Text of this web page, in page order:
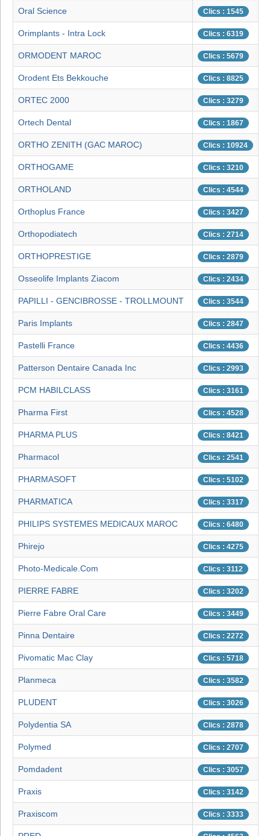
Oral Science Clics : 1545
Orimplants - Intra Lock Clics : 6319
ORMODENT MAROC Clics : 5679
Orodent Ets Bekkouche Clics : 8825
ORTEC 2000 Clics : 3279
Ortech Dental Clics : 1867
ORTHO ZENITH (GAC MAROC) Clics : 10924
ORTHOGAME Clics : 3210
ORTHOLAND Clics : 4544
Orthoplus France Clics : 3427
Orthopodiatech Clics : 2714
ORTHOPRESTIGE Clics : 2879
Osseolife Implants Ziacom Clics : 2434
PAPILLI - GENCIBROSSE - TROLLMOUNT Clics : 3544
Paris Implants Clics : 2847
Pastelli France Clics : 4436
Patterson Dentaire Canada Inc Clics : 2993
PCM HABILCLASS Clics : 3161
Pharma First Clics : 4528
PHARMA PLUS Clics : 8421
Pharmacol Clics : 2541
PHARMASOFT Clics : 5102
PHARMATICA Clics : 3317
PHILIPS SYSTEMES MEDICAUX MAROC Clics : 6480
Phirejo Clics : 4275
Photo-Medicale.Com Clics : 3112
PIERRE FABRE Clics : 3202
Pierre Fabre Oral Care Clics : 3449
Pinna Dentaire Clics : 2272
Pivomatic Mac Clay Clics : 5718
Planmeca Clics : 3582
PLUDENT Clics : 3026
Polydentia SA Clics : 2878
Polymed Clics : 2707
Pomdadent Clics : 3057
Praxis Clics : 3142
Praxiscom Clics : 3333